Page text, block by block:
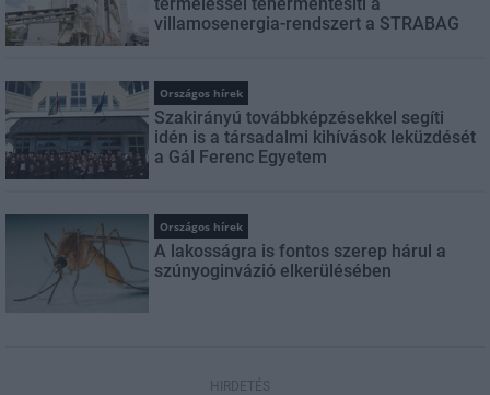
villamosenergia-rendszert a STRABAG
Országos hírek
Szakirányú továbbképzésekkel segíti
idén is a társadalmi kihívások leküzdését
a Gál Ferenc Egyetem
Országos hírek
A lakosságra is fontos szerep hárul a
szúnyoginvázió elkerülésében
HIRDETÉS